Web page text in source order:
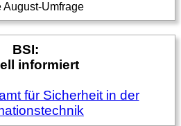
August-Umfrage
BSI:
informiert